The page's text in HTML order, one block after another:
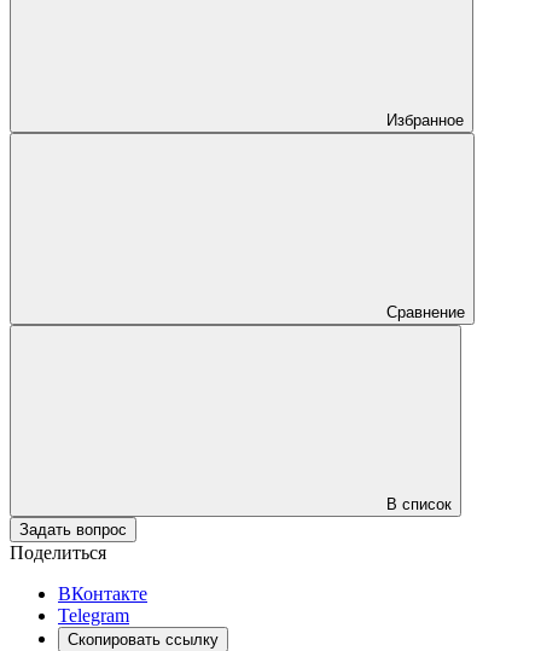
Избранное
Сравнение
В список
Задать вопрос
Поделиться
ВКонтакте
Telegram
Скопировать ссылку